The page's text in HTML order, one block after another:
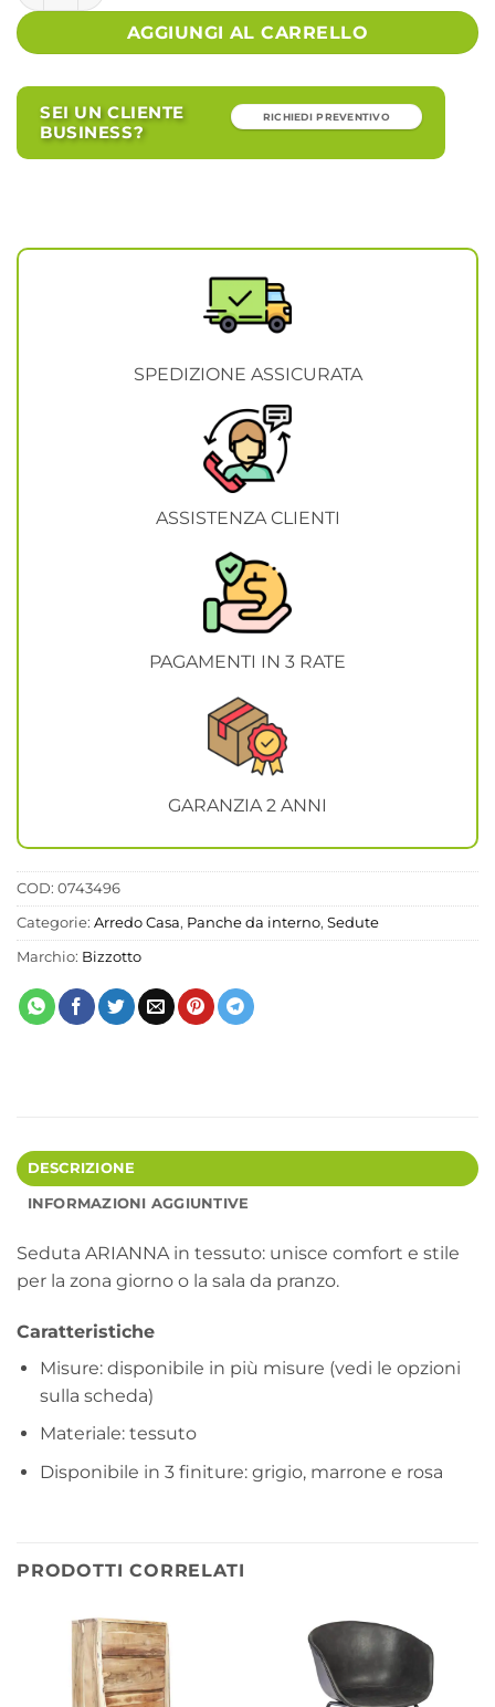
AGGIUNGI AL CARRELLO
SEI UN CLIENTE
BUSINESS?
RICHIEDI PREVENTIVO
SPEDIZIONE ASSICURATA
ASSISTENZA CLIENTI
PAGAMENTI IN 3 RATE
GARANZIA 2 ANNI
COD: 0743496
Categorie: Arredo Casa, Panche da interno, Sedute
Marchio: Bizzotto
DESCRIZIONE
INFORMAZIONI AGGIUNTIVE
Seduta ARIANNA in tessuto: unisce comfort e stile
per la zona giorno o la sala da pranzo.
Caratteristiche
Misure: disponibile in più misure (vedi le opzioni
sulla scheda)
Materiale: tessuto
Disponibile in 3 finiture: grigio, marrone e rosa
PRODOTTI CORRELATI